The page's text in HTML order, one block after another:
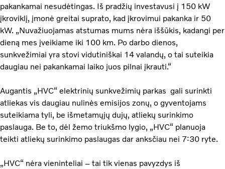
pakankamai nesudėtingas. Iš pradžių investavusi į 150 kW
įkroviklį, įmonė greitai suprato, kad įkrovimui pakanka ir 50
kW. „Nuvažiuojamas atstumas mums nėra iššūkis, kadangi per
dieną mes įveikiame iki 100 km. Po darbo dienos,
sunkvežimiai yra stovi vidutiniškai 14 valandų, o tai suteikia
daugiau nei pakankamai laiko juos pilnai įkrauti.“
Augantis „HVC“ elektrinių sunkvežimių parkas gali surinkti
atliekas vis daugiau nulinės emisijos zonų, o gyventojams
suteikiama tyli, be išmetamųjų dujų, atliekų surinkimo
paslauga. Be to, dėl žemo triukšmo lygio, „HVC“ planuoja
teikti atliekų surinkimo paslaugas dar anksčiau nei 7:30 ryte.
„HVC“ nėra vieninteliai – tai tik vienas pavyzdys iš